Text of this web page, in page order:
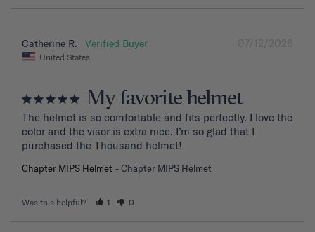
07/12/2026
Catherine R.
United States
My favorite helmet
The helmet is so comfortable and fits perfectly. I love the
color and the visor is extra nice. I’m so glad that I
purchased the Thousand helmet!
Chapter MIPS Helmet Chapter MIPS Helmet
Was this helpful? 1 0